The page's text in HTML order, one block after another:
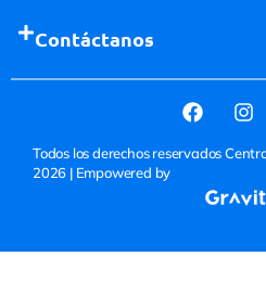
Contáctanos
Todos los derechos reservados
2026 | Empowered by